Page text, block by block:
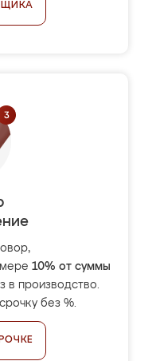
10% от суммы
в производство.
без %.